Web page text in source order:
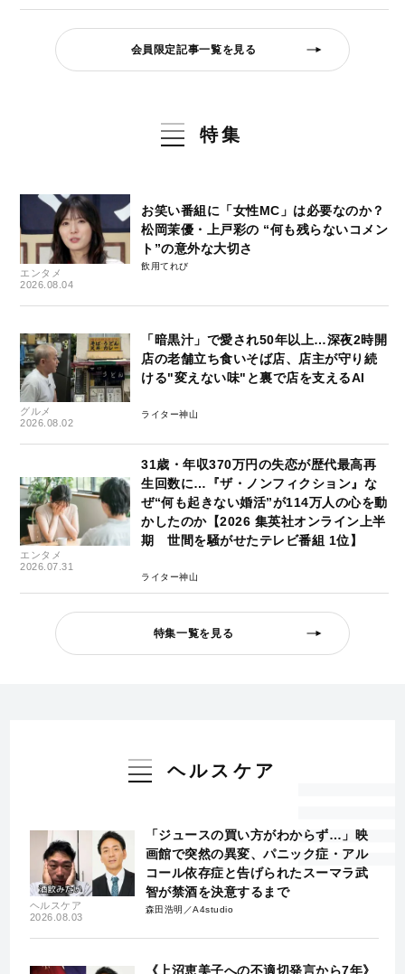
会員限定記事一覧を見る
特集
エンタメ
2026.08.04
お笑い番組に「女性MC」は必要なのか？
松岡茉優・上戸彩の “何も残らないコメン
ト”の意外な大切さ
飲用てれび
グルメ
2026.08.02
「暗黒汁」で愛され50年以上…深夜2時開
店の老舗立ち食いそば店、店主が守り続
ける"変えない味"と裏で店を支えるAI
ライター神山
エンタメ
2026.07.31
31歳・年収370万円の失恋が歴代最高再
生回数に…『ザ・ノンフィクション』な
ぜ“何も起きない婚活”が114万人の心を動
かしたのか【2026 集英社オンライン上半
期 世間を騒がせたテレビ番組 1位】
ライター神山
特集一覧を見る
ヘルスケア
ヘルスケア
2026.08.03
「ジュースの買い方がわからず…」映
画館で突然の異変、パニック症・アル
コール依存症と告げられたスーマラ武
智が禁酒を決意するまで
森田浩明／A4studio
《上沼恵美子への不適切発言から7年》